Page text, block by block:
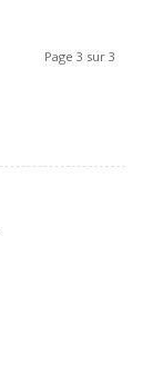
Page 3 sur 3